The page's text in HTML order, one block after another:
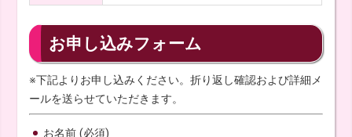
お申し込みフォーム
※下記よりお申し込みください。折り返し確認および詳細メ
ールを送らせていただきます。
お名前 (必須)